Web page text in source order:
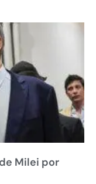
Milei por